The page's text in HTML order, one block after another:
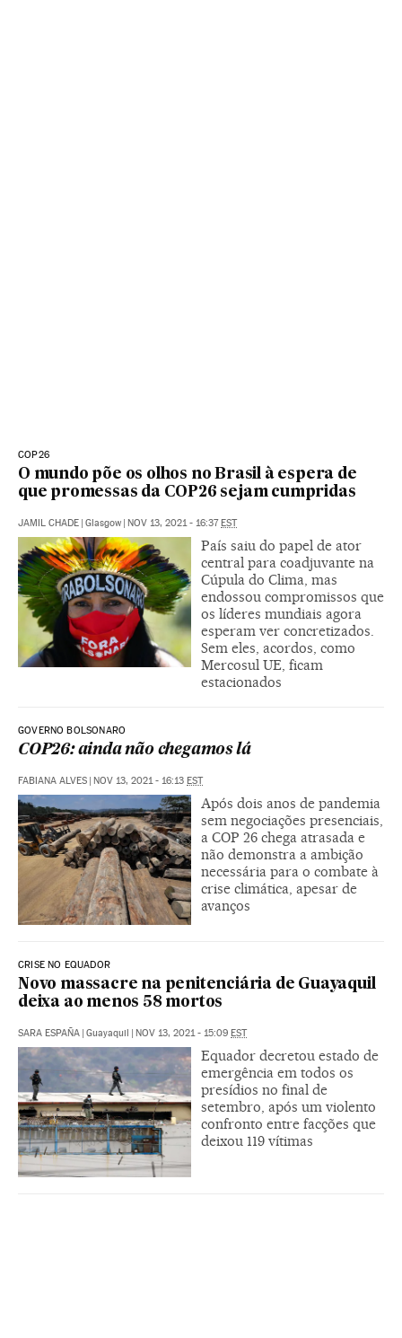
COP26
O mundo põe os olhos no Brasil à espera de
que promessas da COP26 sejam cumpridas
JAMIL CHADE Glasgow NOV 13, 2021 - 16:37 EST
País saiu do papel de ator
central para coadjuvante na
Cúpula do Clima, mas
endossou compromissos que
os líderes mundiais agora
esperam ver concretizados.
Sem eles, acordos, como
Mercosul UE, ficam
estacionados
GOVERNO BOLSONARO
COP26: ainda não chegamos lá
FABIANA ALVES NOV 13, 2021 - 16:13 EST
Após dois anos de pandemia
sem negociações presenciais,
a COP 26 chega atrasada e
não demonstra a ambição
necessária para o combate à
crise climática, apesar de
avanços
CRISE NO EQUADOR
Novo massacre na penitenciária de Guayaquil
deixa ao menos 58 mortos
SARA ESPAÑA Guayaquil NOV 13, 2021 - 15:09 EST
Equador decretou estado de
emergência em todos os
presídios no final de
setembro, após um violento
confronto entre facções que
deixou 119 vítimas